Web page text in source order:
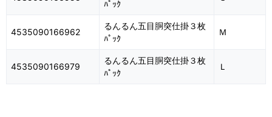
ﾊﾟｯｸ
4535090166962
るんるん五目胴突仕掛３枚
ﾊﾟｯｸ
Ｍ
4535090166979
るんるん五目胴突仕掛３枚
ﾊﾟｯｸ
Ｌ